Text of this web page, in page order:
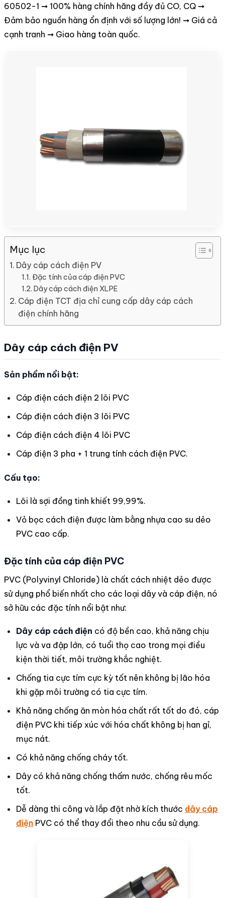
60502-1 ➞ 100% hàng chính hãng đầy đủ CO, CQ ➞
Đảm bảo nguồn hàng ổn định với số lượng lớn! ➞ Giá cả
cạnh tranh ➞ Giao hàng toàn quốc.
Mục lục
Dây cáp cách điện PV
Đặc tính của cáp điện PVC
Dây cáp cách điện XLPE
Cáp điện TCT địa chỉ cung cấp dây cáp cách
điện chính hãng
Dây cáp cách điện PV
Sản phẩm nổi bật:
Cáp điện cách điện 2 lõi PVC
Cáp điện cách điện 3 lõi PVC
Cáp điện cách điện 4 lõi PVC
Cáp điện 3 pha + 1 trung tính cách điện PVC.
Cấu tạo:
Lõi là sợi đồng tinh khiết 99,99%.
Vỏ bọc cách điện được làm bằng nhựa cao su dẻo
PVC cao cấp.
Đặc tính của cáp điện PVC
PVC (Polyvinyl Chloride) là chất cách nhiệt dẻo được
sử dụng phổ biến nhất cho các loại dây và cáp điện, nó
sở hữu các đặc tính nổi bật như:
Dây cáp cách điện có độ bền cao, khả năng chịu
lực và va đập lớn, có tuổi thọ cao trong mọi điều
kiện thời tiết, môi trường khắc nghiệt.
Chống tia cực tím cực kỳ tốt nên không bị lão hóa
khi gặp môi trường có tia cực tím.
Khả năng chống ăn mòn hóa chất rất tốt do đó, cáp
điện PVC khi tiếp xúc với hóa chất không bị han gỉ,
mục nát.
Có khả năng chống cháy tốt.
Dây có khả năng chống thấm nước, chống rêu mốc
tốt.
Dễ dàng thi công và lắp đặt nhờ kích thước dây cáp
điện PVC có thể thay đổi theo nhu cầu sử dụng.